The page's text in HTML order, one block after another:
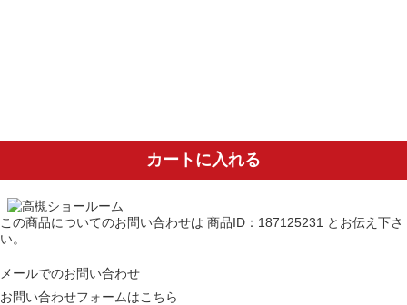
カートに入れる
この商品についてのお問い合わせは 商品ID：187125231 とお伝え下さ
い。
メールでのお問い合わせ
お問い合わせフォームはこちら